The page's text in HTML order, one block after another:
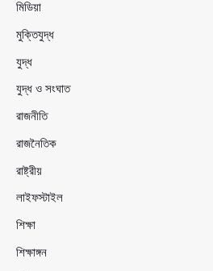
মিডিয়া
মুক্তিযুদ্ধ
যুদ্ধ
যুদ্ধ ও সংঘাত
রাজনীতি
রাজনৈতিক
রাষ্ট্রীয়
লাইফস্টাইল
শিক্ষা
শিক্ষাঙ্গন